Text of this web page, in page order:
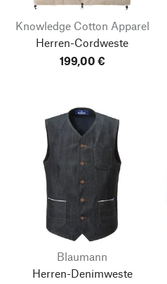
Knowledge Cotton Apparel
Herren-Cordweste
199,00 €
Blaumann
Herren-Denimweste